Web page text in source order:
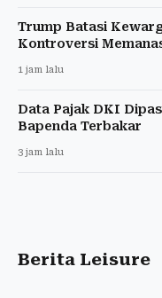
Trump Batasi
Kontroversi
1 jam lalu
Data Pajak DKI
Bapenda Terbakar
3 jam lalu
Berita Leisure